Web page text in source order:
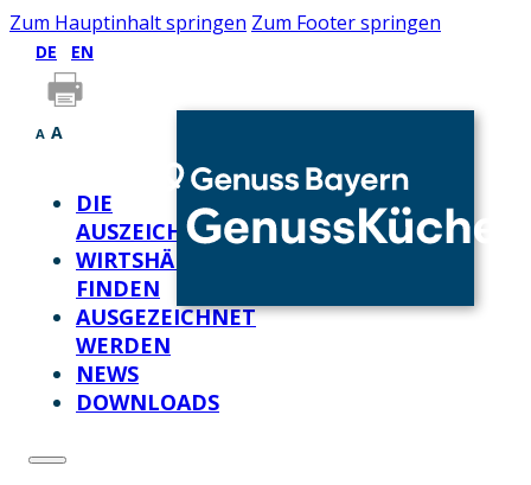
Zum Hauptinhalt springen Zum Footer springen
DE EN
A A
DIE
AUSZEICHNUNG
WIRTSHÄUSER
FINDEN
AUSGEZEICHNET
WERDEN
NEWS
DOWNLOADS